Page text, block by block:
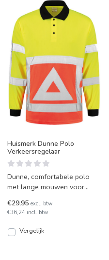
Huismerk Dunne Polo
Verkeersregelaar
Dunne, comfortabele polo
met lange mouwen voor
aan de EN ISO 20471 Klasse
€29,95 excl. btw
€36,24 incl. btw
Vergelijk